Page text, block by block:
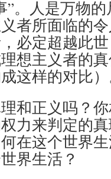
”。人是万物
者所面临的
必定超越此
想主义者的
这样的对比）
和正义吗？
力来判定的
在这个世界
界生活？